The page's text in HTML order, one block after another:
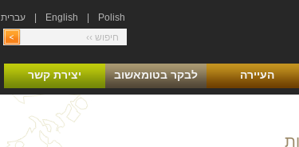
Polish
English עברית
העיירה לבקר בטומאשוב יצירת קשר